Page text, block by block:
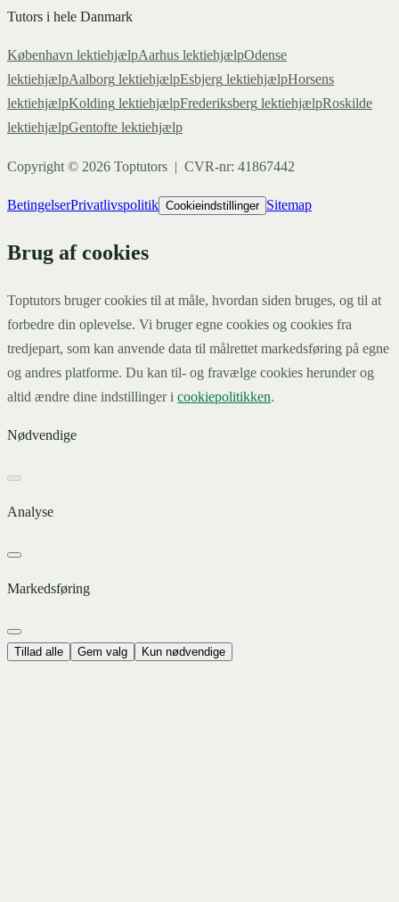
Tutors i hele Danmark
København lektiehjælpAarhus lektiehjælpOdense
lektiehjælpAalborg lektiehjælpEsbjerg lektiehjælpHorsens
lektiehjælpKolding lektiehjælpFrederiksberg lektiehjælpRoskilde
lektiehjælpGentofte lektiehjælp
Copyright © 2026 Toptutors | CVR-nr: 41867442
BetingelserPrivatlivspolitik Cookieindstillinger Sitemap
Brug af cookies
Toptutors bruger cookies til at måle, hvordan siden bruges, og til at
forbedre din oplevelse. Vi bruger egne cookies og cookies fra
tredjepart, som kan anvende data til målrettet markedsføring på egne
og andres platforme. Du kan til- og fravælge cookies herunder og
altid ændre dine indstillinger i cookiepolitikken.
Nødvendige
Analyse
Markedsføring
Tillad alle Gem valg Kun nødvendige